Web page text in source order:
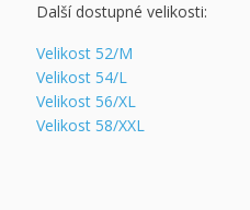
Další dostupné velikosti:
Velikost 52/M
Velikost 54/L
Velikost 56/XL
Velikost 58/XXL